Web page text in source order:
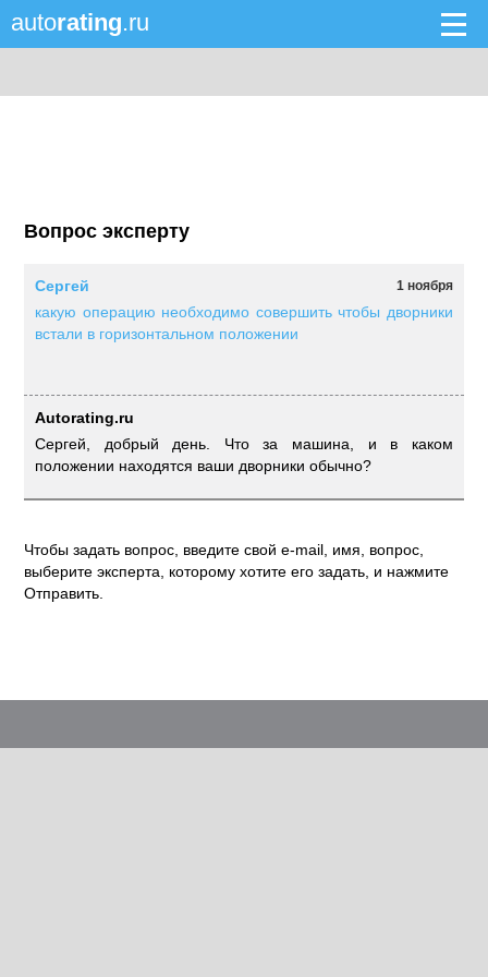
autorating.ru
Вопрос эксперту
1 ноября
Сергей
какую операцию необходимо совершить чтобы дворники
встали в горизонтальном положении
Autorating.ru
Сергей, добрый день. Что за машина, и в каком
положении находятся ваши дворники обычно?
Чтобы задать вопрос, введите свой e-mail, имя, вопрос,
выберите эксперта, которому хотите его задать, и нажмите
Отправить.